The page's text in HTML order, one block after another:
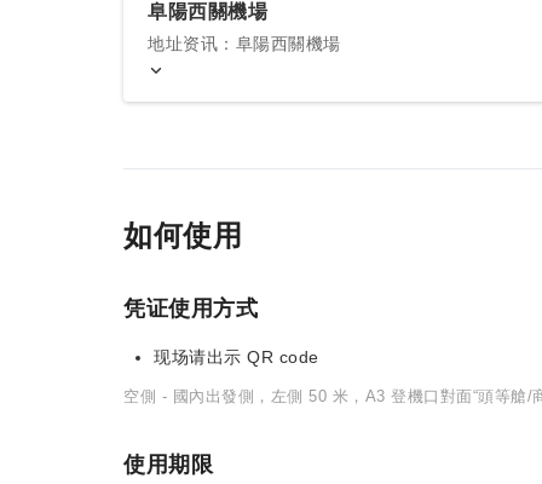
阜陽西關機場
地址资讯：阜陽西關機場
如何使用
凭证使用方式
现场请出示 QR code
空側 - 國內出發側，左側 50 米，A3 登機口對面“頭等艙/
使用期限